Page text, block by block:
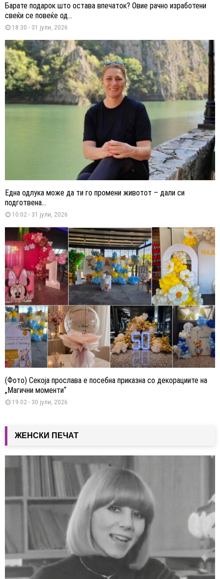
Барате подарок што остава впечаток? Овие рачно изработени
свеќи се повеќе од...
18:30 - 31 јули, 2026
Една одлука може да ти го промени животот – дали си
подготвена...
10:02 - 31 јули, 2026
(Фото) Секоја прослава е посебна приказна со декорациите на
„Магични моменти“
19:02 - 30 јули, 2026
ЖЕНСКИ ПЕЧАТ